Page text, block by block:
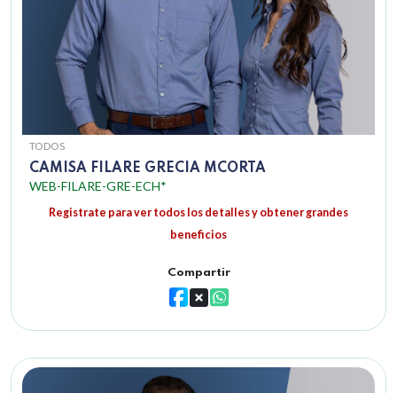
TODOS
CAMISA FILARE GRECIA MCORTA
WEB-FILARE-GRE-ECH*
Registrate para ver todos los detalles y obtener grandes
beneficios
Compartir